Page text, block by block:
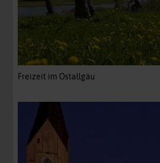
Freizeit im Ostallgäu